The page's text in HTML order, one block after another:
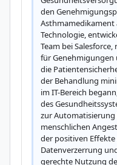
den
Asthmamedikament
Technologie,
Team bei
für Genehmigungen
die
der Behandlung
im IT-Bereich
des
zur
menschlichen
der positiven
Datenverzerrung
gerechte Nutzung